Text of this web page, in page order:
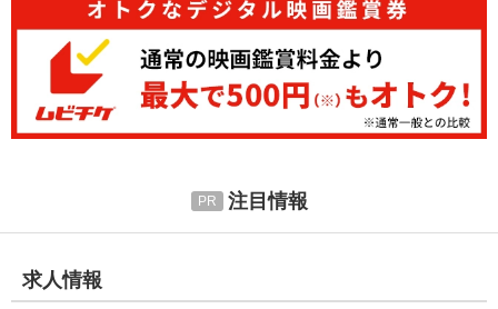
注目情報
求人情報